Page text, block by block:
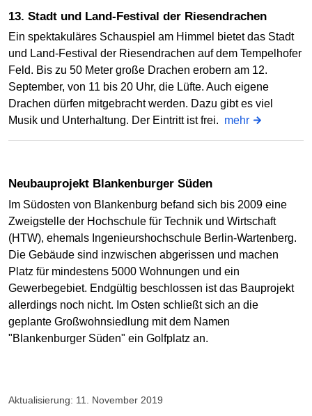
13. Stadt und Land-Festival der Riesendrachen
Ein spektakuläres Schauspiel am Himmel bietet das Stadt
und Land-Festival der Riesendrachen auf dem Tempelhofer
Feld. Bis zu 50 Meter große Drachen erobern am 12.
September, von 11 bis 20 Uhr, die Lüfte. Auch eigene
Drachen dürfen mitgebracht werden. Dazu gibt es viel
Musik und Unterhaltung. Der Eintritt ist frei. mehr
Neubauprojekt Blankenburger Süden
Im Südosten von Blankenburg befand sich bis 2009 eine
Zweigstelle der Hochschule für Technik und Wirtschaft
(HTW), ehemals Ingenieurshochschule Berlin-Wartenberg.
Die Gebäude sind inzwischen abgerissen und machen
Platz für mindestens 5000 Wohnungen und ein
Gewerbegebiet. Endgültig beschlossen ist das Bauprojekt
allerdings noch nicht. Im Osten schließt sich an die
geplante Großwohnsiedlung mit dem Namen
"Blankenburger Süden" ein Golfplatz an.
Aktualisierung: 11. November 2019